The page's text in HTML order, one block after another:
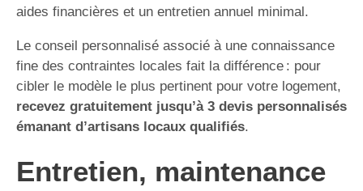
aides financières et un entretien annuel minimal.
Le conseil personnalisé associé à une connaissance
fine des contraintes locales fait la différence : pour
cibler le modèle le plus pertinent pour votre logement,
recevez gratuitement jusqu’à 3 devis personnalisés
émanant d’artisans locaux qualifiés.
Entretien, maintenance